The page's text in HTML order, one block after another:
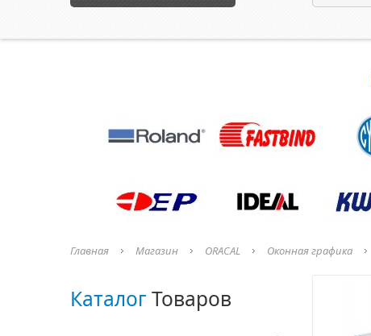
Главная Магазин ORACAL Оконная графика
КаталогТоваров